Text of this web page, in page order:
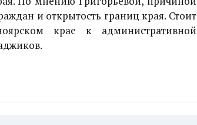
и открытость границ края. Стоит
крае к административной